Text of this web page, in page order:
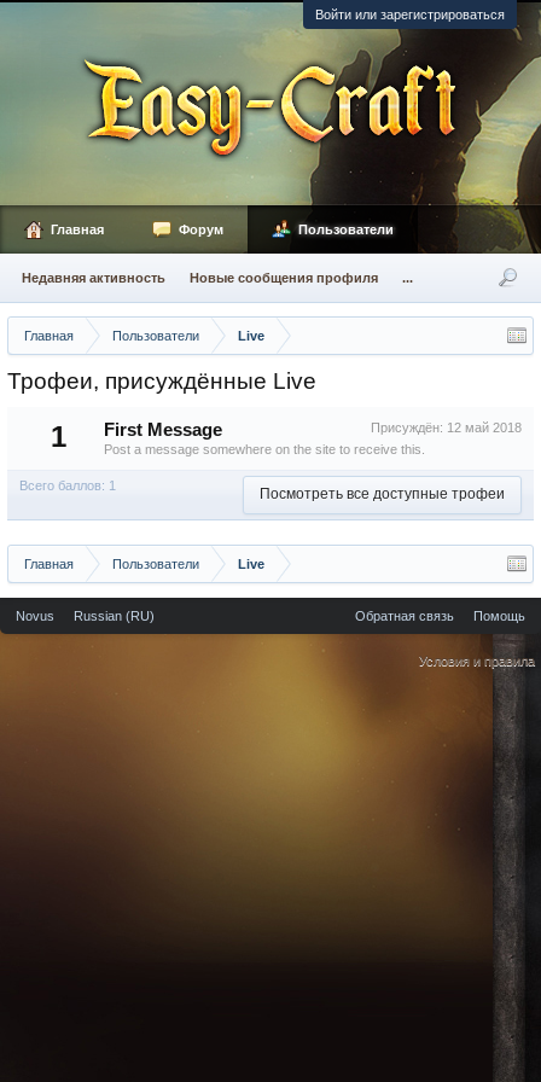
Войти или зарегистрироваться
Главная Пользователи Live
Трофеи, присуждённые Live
1 Присуждён: 12 май 2018
First Message
Post a message somewhere on the site to receive this.
Всего баллов: 1 Посмотреть все доступные трофеи
Главная Пользователи Live
Главная Форум Пользователи
Недавняя активность Новые сообщения профиля ...
Novus Russian (RU) Обратная связь Помощь
Условия и правила